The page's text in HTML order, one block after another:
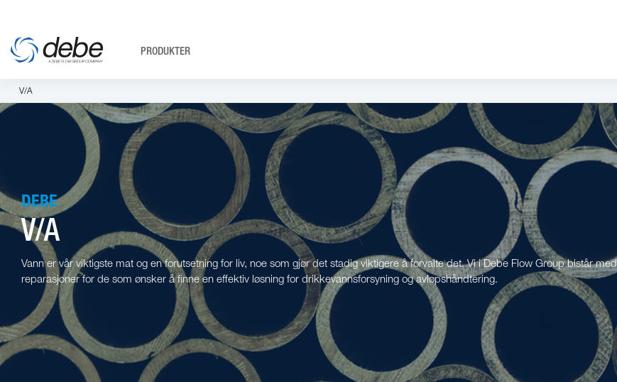
PRODUKTER
V/A
DEBE
V/A
Vann er vår viktigste mat og en forutsetning for liv, noe som gjør det stadig viktigere å forvalte det. Vi i Debe Flow Group bistår
reparasjoner for de som ønsker å finne en effektiv løsning for drikkevannsforsyning og avløpshåndtering.